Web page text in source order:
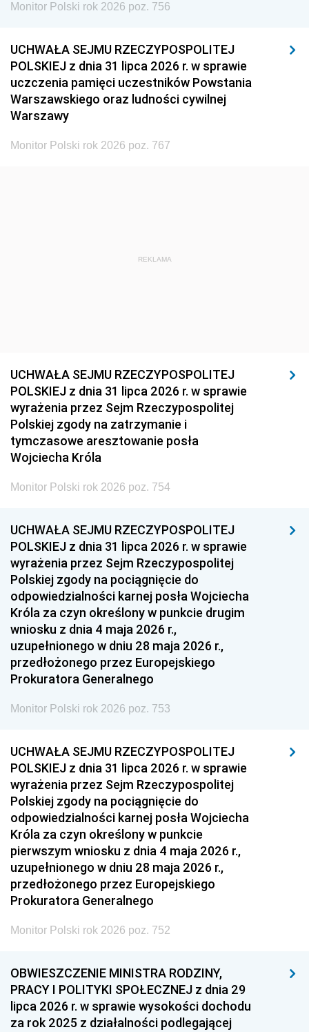
Monitor Polski rok 2026 poz. 756
UCHWAŁA SEJMU RZECZYPOSPOLITEJ
POLSKIEJ z dnia 31 lipca 2026 r. w sprawie
uczczenia pamięci uczestników Powstania
Warszawskiego oraz ludności cywilnej
Warszawy
Monitor Polski rok 2026 poz. 767
REKLAMA
UCHWAŁA SEJMU RZECZYPOSPOLITEJ
POLSKIEJ z dnia 31 lipca 2026 r. w sprawie
wyrażenia przez Sejm Rzeczypospolitej
Polskiej zgody na zatrzymanie i
tymczasowe aresztowanie posła
Wojciecha Króla
Monitor Polski rok 2026 poz. 754
UCHWAŁA SEJMU RZECZYPOSPOLITEJ
POLSKIEJ z dnia 31 lipca 2026 r. w sprawie
wyrażenia przez Sejm Rzeczypospolitej
Polskiej zgody na pociągnięcie do
odpowiedzialności karnej posła Wojciecha
Króla za czyn określony w punkcie drugim
wniosku z dnia 4 maja 2026 r.,
uzupełnionego w dniu 28 maja 2026 r.,
przedłożonego przez Europejskiego
Prokuratora Generalnego
Monitor Polski rok 2026 poz. 753
UCHWAŁA SEJMU RZECZYPOSPOLITEJ
POLSKIEJ z dnia 31 lipca 2026 r. w sprawie
wyrażenia przez Sejm Rzeczypospolitej
Polskiej zgody na pociągnięcie do
odpowiedzialności karnej posła Wojciecha
Króla za czyn określony w punkcie
pierwszym wniosku z dnia 4 maja 2026 r.,
uzupełnionego w dniu 28 maja 2026 r.,
przedłożonego przez Europejskiego
Prokuratora Generalnego
Monitor Polski rok 2026 poz. 752
OBWIESZCZENIE MINISTRA RODZINY,
PRACY I POLITYKI SPOŁECZNEJ z dnia 29
lipca 2026 r. w sprawie wysokości dochodu
za rok 2025 z działalności podlegającej